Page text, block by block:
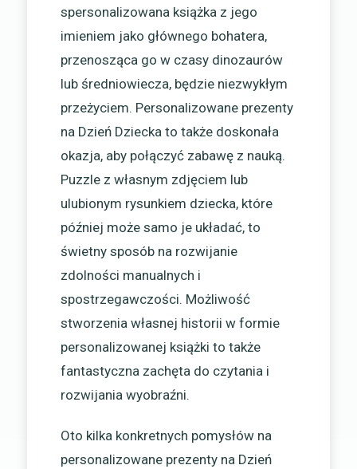
spersonalizowana książka z jego
imieniem jako głównego bohatera,
przenosząca go w czasy dinozaurów
lub średniowiecza, będzie niezwykłym
przeżyciem. Personalizowane prezenty
na Dzień Dziecka to także doskonała
okazja, aby połączyć zabawę z nauką.
Puzzle z własnym zdjęciem lub
ulubionym rysunkiem dziecka, które
później może samo je układać, to
świetny sposób na rozwijanie
zdolności manualnych i
spostrzegawczości. Możliwość
stworzenia własnej historii w formie
personalizowanej książki to także
fantastyczna zachęta do czytania i
rozwijania wyobraźni.
Oto kilka konkretnych pomysłów na
personalizowane prezenty na Dzień